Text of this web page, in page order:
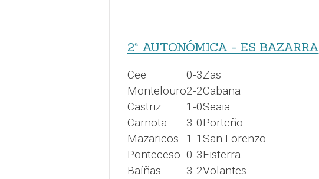
2ª AUTONÓMICA - ES BAZARRA
Cee 0-3Zas
Montelouro2-2Cabana
Castriz
1-0Seaia
Carnota
3-0Porteño
Mazaricos
1-1 San Lorenzo
Ponteceso 0-3Fisterra
Baíñas
3-2Volantes